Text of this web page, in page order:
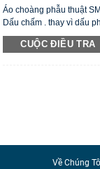
Áo choàng phẫu thuật
Dấu chấm . thay vì dấu
hơi nước hoặc máu và
quan trọng để giảm
CUỘC ĐIỀU TRA
Về Chúng